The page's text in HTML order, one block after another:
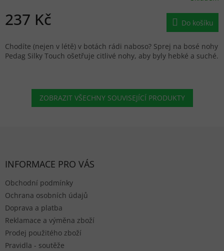
237 Kč Do košíku
Chodíte (nejen v létě) v botách rádi naboso? Sprej na bosé nohy
Pedag Silky Touch ošetřuje citlivé nohy, aby byly hebké a suché.
ZOBRAZIT VŠECHNY SOUVISEJÍCÍ PRODUKTY
INFORMACE PRO VÁS
Obchodní podmínky
Ochrana osobních údajů
Doprava a platba
Reklamace a výměna zboží
Prodej použitého zboží
Pravidla - soutěže